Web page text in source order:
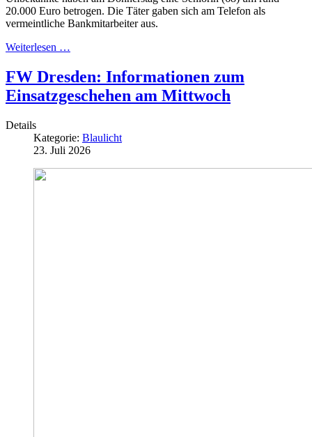
20.000 Euro betrogen. Die Täter gaben sich am Telefon als
vermeintliche Bankmitarbeiter aus.
Weiterlesen …
FW Dresden: Informationen zum
Einsatzgeschehen am Mittwoch
Details
Kategorie: Blaulicht
23. Juli 2026